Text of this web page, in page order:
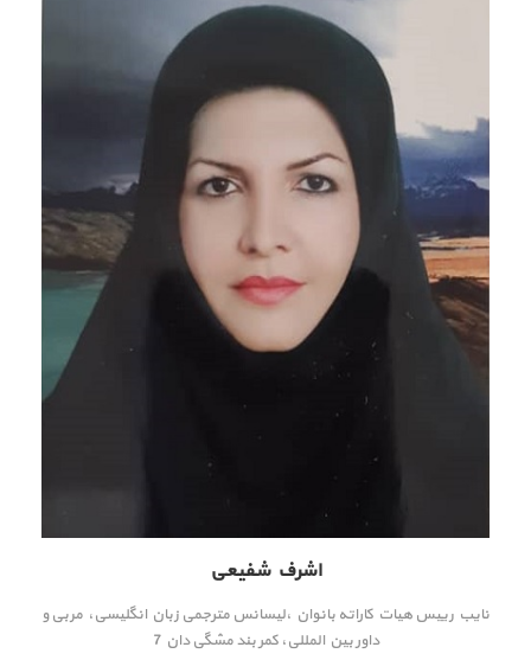
اشرف شفیعی
نایب رییس هیات کاراته بانوان ،لیسانس مترجمی زبان انگلیسی، مربی و
داور بین المللی، کمر بند مشگی دان 7